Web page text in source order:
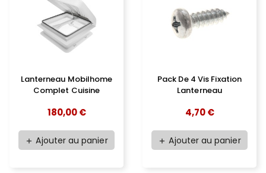
Lanterneau Mobilhome
Complet Cuisine
180,00 €
add Ajouter au panier
Pack De 4 Vis Fixation
Lanterneau
4,70 €
add Ajouter au panier